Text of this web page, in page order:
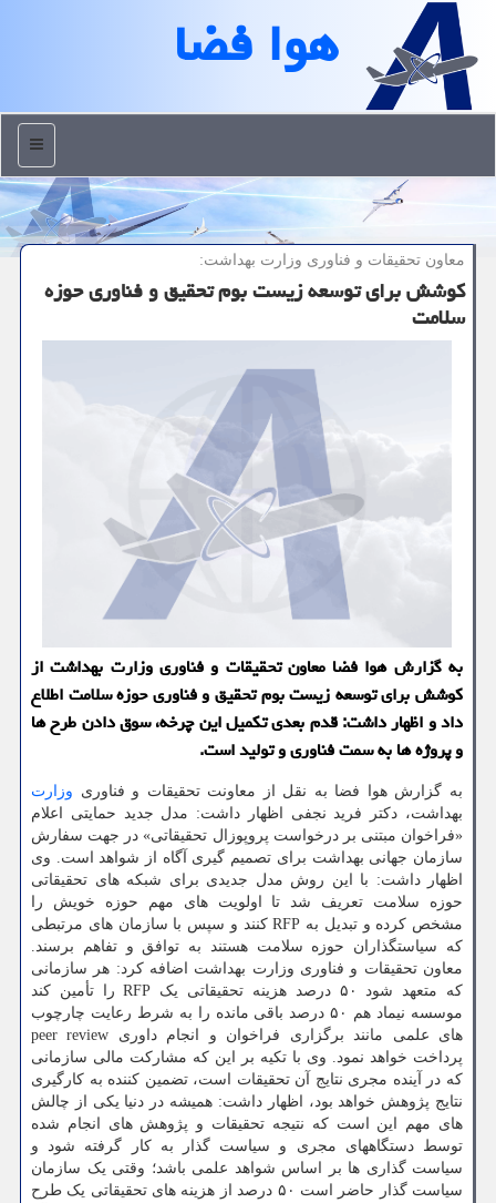
هوا فضا
منو
معاون تحقیقات و فناوری وزارت بهداشت:
کوشش برای توسعه زیست بوم تحقیق و فناوری حوزه
سلامت
به گزارش هوا فضا معاون تحقیقات و فناوری وزارت بهداشت از
کوشش برای توسعه زیست بوم تحقیق و فناوری حوزه سلامت اطلاع
داد و اظهار داشت: قدم بعدی تکمیل این چرخه، سوق دادن طرح ها
و پروژه ها به سمت فناوری و تولید است.
به گزارش هوا فضا به نقل از معاونت تحقیقات و فناوری وزارت
بهداشت، دکتر فرید نجفی اظهار داشت: مدل جدید حمایتی اعلام
«فراخوان مبتنی بر درخواست پروپوزال تحقیقاتی» در جهت سفارش
سازمان جهانی بهداشت برای تصمیم گیری آگاه از شواهد است. وی
اظهار داشت: با این روش مدل جدیدی برای شبکه های تحقیقاتی
حوزه سلامت تعریف شد تا اولویت های مهم حوزه خویش را
مشخص کرده و تبدیل به RFP کنند و سپس با سازمان های مرتبطی
که سیاستگذاران حوزه سلامت هستند به توافق و تفاهم برسند.
معاون تحقیقات و فناوری وزارت بهداشت اضافه کرد: هر سازمانی
که متعهد شود ۵۰ درصد هزینه تحقیقاتی یک RFP را تأمین کند
موسسه نیماد هم ۵۰ درصد باقی مانده را به شرط رعایت چارچوب
های علمی مانند برگزاری فراخوان و انجام داوری peer review
پرداخت خواهد نمود. وی با تکیه بر این که مشارکت مالی سازمانی
که در آینده مجری نتایج آن تحقیقات است، تضمین کننده به کارگیری
نتایج پژوهش خواهد بود، اظهار داشت: همیشه در دنیا یکی از چالش
های مهم این است که نتیجه تحقیقات و پژوهش های انجام شده
توسط دستگاههای مجری و سیاست گذار به کار گرفته شود و
سیاست گذاری ها بر اساس شواهد علمی باشد؛ وقتی یک سازمان
سیاست گذار حاضر است ۵۰ درصد از هزینه های تحقیقاتی یک طرح